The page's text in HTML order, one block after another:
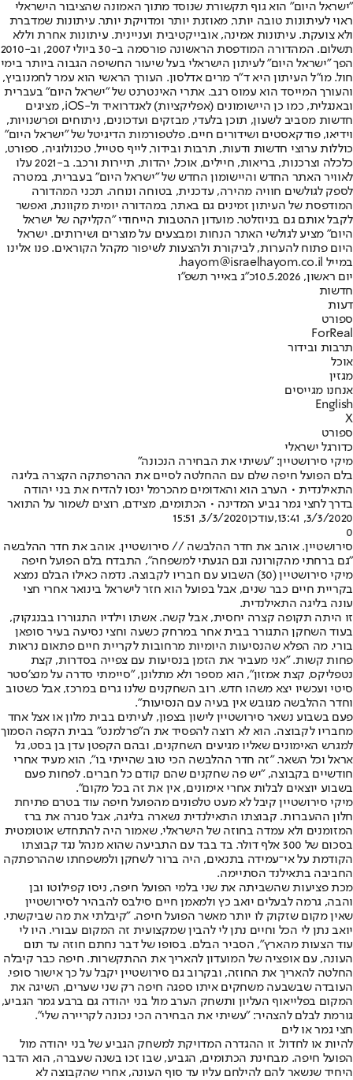
"ישראל היום" הוא גוף תקשורת שנוסד מתוך האמונה שהציבור הישראלי
ראוי לעיתונות טובה יותר, מאוזנת יותר ומדויקת יותר. עיתונות שמדברת
ולא צועקת. עיתונות אמינה, אובייקטיבית ועניינית. עיתונות אחרת וללא
תשלום. המהדורה המודפסת הראשונה פורסמה ב-30 ביולי 2007, וב-2010
הפך "ישראל היום" לעיתון הישראלי בעל שיעור החשיפה הגבוה ביותר בימי
חול. מו"ל העיתון היא ד"ר מרים אדלסון. העורך הראשי הוא עמר לחמנוביץ,
והעורך המייסד הוא עמוס רגב. אתרי האינטרנט של "ישראל היום" בעברית
ובאנגלית, כמו כן היישומונים (אפליקציות) לאנדרואיד ול-iOS, מציגים
חדשות מסביב לשעון, תוכן בלעדי, מבזקים ועדכונים, ניתוחים ופרשנויות,
וידיאו, פודקאסטים ושידורים חיים. פלטפורמות הדיגיטל של "ישראל היום"
כוללות ערוצי חדשות ודעות, תרבות ובידור, לייף סטייל, טכנולוגיה, ספורט,
כלכלה וצרכנות, בריאות, חיילים, אוכל, יהדות, תיירות ורכב. ב-2021 עלו
לאוויר האתר החדש והיישומון החדש של "ישראל היום" בעברית, במטרה
לספק לגולשים חוויה מהירה, עדכנית, בטוחה ונוחה. תכני המהדורה
המודפסת של העיתון זמינים גם באתר, במהדורה יומית מקוונת, ואפשר
לקבל אותם גם בניוזלטר. מועדון ההטבות הייחודי "הקליקה של ישראל
היום" מציע לגולשי האתר הנחות ומבצעים על מוצרים ושירותים. ישראל
היום פתוח להערות, לביקורת ולהצעות לשיפור מקהל הקוראים. פנו אלינו
במייל hayom@israelhayom.co.il.
יום ראשון, 10.5.2026
כ"ג באייר תשפ"ו
חדשות
דעות
ספורט
ForReal
תרבות ובידור
אוכל
מגזין
אנחנו מגייסים
English
X
ספורט
כדורגל ישראלי
מיקי סירושטיין: "עשיתי את הבחירה הנכונה"
בלם הפועל חיפה שלם עם ההחלטה לסיים את ההרפתקה הקצרה בליגה
התאילנדית • הערב הוא והאדומים מהכרמל ינסו להדיח את בני יהודה
בדרך לחצי גמר גביע המדינה • הכתומים, מצידם, רוצים לשמור על התואר
3/3/2020, 13:41
,עודכן3/3/2020, 15:51
0
סירושטיין. אוהב את חדר ההלבשה // סירושטיין. אוהב את חדר ההלבשה
"גם ברחתי מהקורונה וגם הגעתי למשפחה", התבדח בלם הפועל חיפה
מיקי סירושטיין (30) השבוע עם חבריו לקבוצה. נדמה כאילו הבלם נמצא
בקריית חיים כבר שנים, אבל בפועל הוא חזר לישראל בינואר אחרי חצי
עונה בליגה התאילנדית.
זו היתה תקופה קצרה יחסית, אבל קשה. אשתו וילדיו התגוררו בבנגקוק,
בעוד השחקן התגורר בבית אחר במרחק כשעה וחצי נסיעה בעיר סופאן
בורי. מה הפלא שהנסיעות היומיות מרחובות לקריית חיים פתאום נראות
פחות קשות. "אני מעביר את הזמן בנסיעות עם צפייה בסדרות, קצת
נטפליקס, קצת אמזון", הוא מספר ולא מתלונן, "סיימתי סדרה על מנצ'סטר
סיטי ועכשיו יצא משהו חדש. רוב השחקנים שלנו גרים במרכז, אבל כשטוב
וחדר ההלבשה מגובש אין בעיה עם הנסיעות".
פעם בשבוע נשאר סירושטיין לישון בצפון, לעיתים בבית מלון או אצל אחד
מחבריו לקבוצה. הוא לא רוצה להפסיד את ה"פרלמנט" בבית הקפה הסמוך
למגרש האימונים שאליו מגיעים השחקנים, ובהם הקפטן עדן בן בסט, גל
אראל וכל השאר. "זה חדר ההלבשה הכי טוב שהייתי בו", הוא מעיד אחרי
חודשיים בקבוצה, "יש פה שחקנים שהם קודם כל חברים. לפחות פעם
בשבוע יוצאים לבלות אחרי אימונים, אין את זה בכל מקום".
מיקי סירושטיין קיבל לא מעט טלפונים מהפועל חיפה עוד בטרם פתיחת
חלון ההעברות. קבוצתו התאילנדית נשארה בליגה, אבל סגרה את ברז
המזומנים ולא עמדה בחוזה של הישראלי, שאמור היה להתחדש אוטומטית
בסכום של 300 אלף דולר. בד בבד עם התביעה שהוא מנהל נגד קבוצתו
הקודמת על אי־עמידה בתנאים, היה ברור לשחקן ולמשפחתו שההרפתקה
החביבה בתאילנד הסתיימה.
מכת פציעות שהשביתה את שני בלמי הפועל חיפה, ניסו קפילוטו ובן
והבה, גרמה לבעלים יואב כץ ולמאמן חיים סילבס להבהיר לסירושטיין
שאין מקום שזקוק לו יותר מאשר הפועל חיפה. "קיבלתי את מה שביקשתי.
יואב נתן לי הכל וחיים נתן לי להבין שמקצועית זה המקום עבורי. היו לי
עוד הצעות מהארץ", הסביר הבלם. בסופו של דבר נחתם חוזה עד תום
העונה, עם אופציה של המועדון להאריך את ההתקשרות. חיפה כבר קיבלה
החלטה להאריך את החוזה, ובקרוב גם סירושטיין יקבל על כך אישור סופי.
העובדה שבשבעה משחקים איתו ספגה חיפה רק שני שערים, השיגה את
המקום בפלייאוף העליון ותשחק הערב מול בני יהודה גם ברבע גמר הגביע,
גורמת לבלם להצהיר: "עשיתי את הבחירה הכי נכונה לקריירה שלי".
חצי גמר או לים
להיות או לחדול. זו ההגדרה המדויקת למשחק הגביע של בני יהודה מול
הפועל חיפה. מבחינת הכתומים, הגביע, שבו זכו בשנה שעברה, הוא הדבר
היחיד שנשאר להם להילחם עליו עד סוף העונה, אחרי שהקבוצה לא